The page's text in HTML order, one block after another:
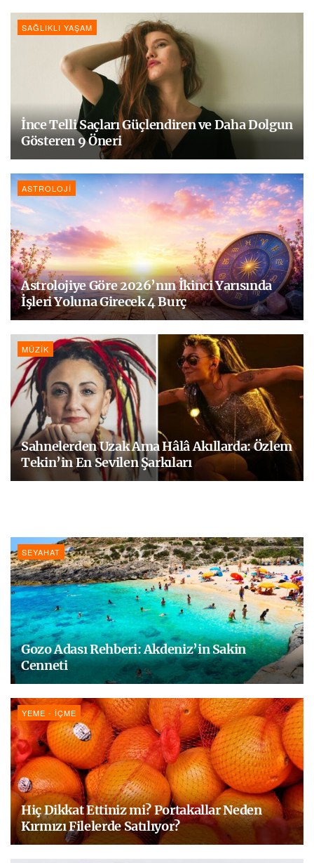
SAĞLIKLI YAŞAM
İnce Telli Saçları Güçlendiren ve Daha Dolgun
Gösteren 9 Öneri
ASTROLOJI
Astrolojiye Göre 2026’nın İkinci Yarısında
İşleri Yoluna Girecek 4 Burç
MÜZIK
Sahnelerden Uzak Ama Hâlâ Akıllarda: Özlem
Tekin’in En Sevilen Şarkıları
SEYAHAT
Gozo Adası Rehberi: Akdeniz’in Sakin
Cenneti
YEME - İÇME
Hiç Dikkat Ettiniz mi? Portakallar Neden
Kırmızı Filelerde Satılıyor?